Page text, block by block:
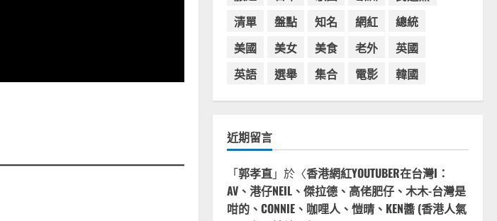
波蘭人愛喝珍奶！珍珠奶茶店
在波蘭受歡迎，波霸奶茶門市
顧客大排長龍，網紅宣傳華沙
2023-07-15
5
隊人潮影片盤點
2023-06-13
清單
盤點 知名 網紅
總統
美國
美女 美食 老外
英國
英語
選舉 集合 電影 韓國
近期留言
「郭孝直」於〈香港網紅YOUTUBER在台灣I：
AV、港仔NEIL、傑拉德、高佬肥仔、木木-台灣是
咁的、CONNIE、咖哩人、愷晴、KEN醬 (香港人氣